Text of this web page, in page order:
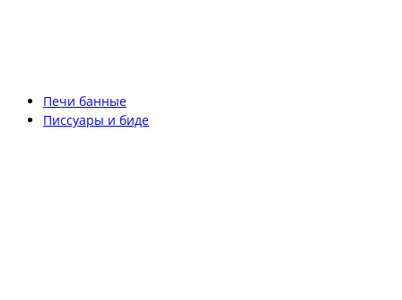
Печи банные
Писсуары и биде